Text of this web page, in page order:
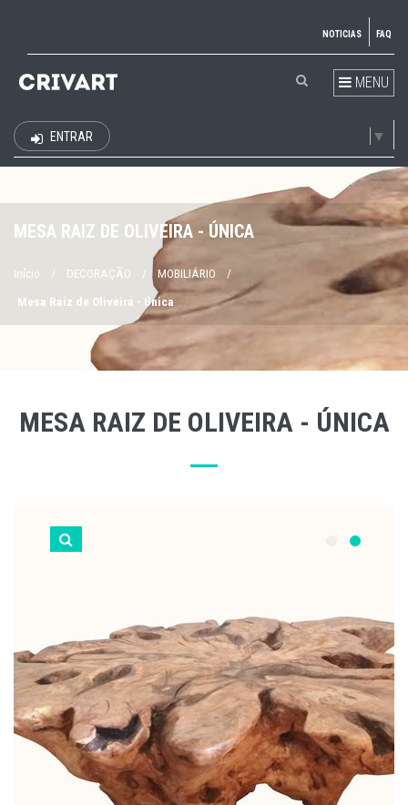
NOTICIAS FAQ
MENU
▼
ENTRAR
MESA RAIZ DE OLIVEIRA - ÚNICA
Início / DECORAÇÃO / MOBILIÁRIO /
Mesa Raiz de Oliveira - Única
MESA RAIZ DE OLIVEIRA - ÚNICA